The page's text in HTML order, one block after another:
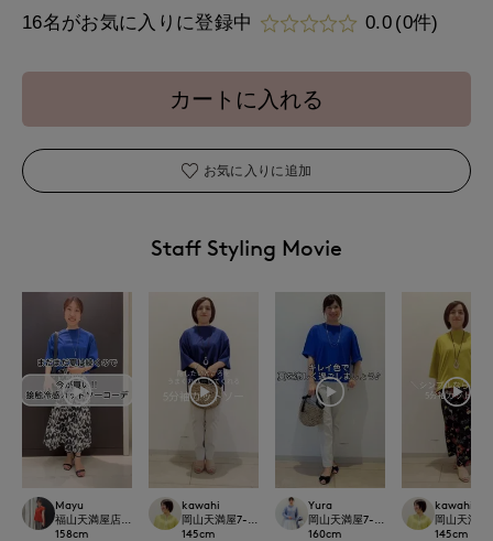
16名がお気に入りに登録中 0.0 (0件)
カートに入れる
お気に入りに追加
Staff Styling Movie
Mayu
福山天満屋店INED/7-IDconcept./Maglie
158cm
kawahi
岡山天満屋7-IDconcept.
145cm
Yura
岡山天満屋7-IDconcept.
160cm
kawahi
岡山天満
145cm